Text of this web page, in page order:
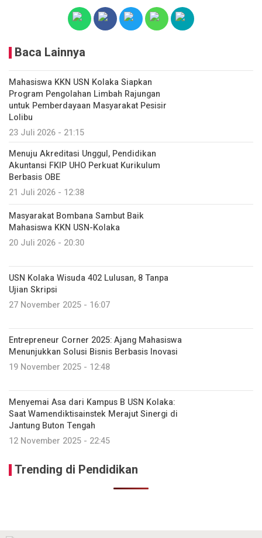
Baca Lainnya
Mahasiswa KKN USN Kolaka Siapkan
Program Pengolahan Limbah Rajungan
untuk Pemberdayaan Masyarakat Pesisir
Lolibu
23 Juli 2026 - 21:15
Menuju Akreditasi Unggul, Pendidikan
Akuntansi FKIP UHO Perkuat Kurikulum
Berbasis OBE
21 Juli 2026 - 12:38
Masyarakat Bombana Sambut Baik
Mahasiswa KKN USN-Kolaka
20 Juli 2026 - 20:30
USN Kolaka Wisuda 402 Lulusan, 8 Tanpa
Ujian Skripsi
27 November 2025 - 16:07
Entrepreneur Corner 2025: Ajang Mahasiswa
Menunjukkan Solusi Bisnis Berbasis Inovasi
19 November 2025 - 12:48
Menyemai Asa dari Kampus B USN Kolaka:
Saat Wamendiktisainstek Merajut Sinergi di
Jantung Buton Tengah
12 November 2025 - 22:45
Trending di Pendidikan